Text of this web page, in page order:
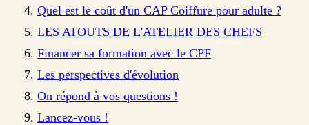
Quel est le coût d'un CAP Coiffure pour adulte ?
LES ATOUTS DE L'ATELIER DES CHEFS
Financer sa formation avec le CPF
Les perspectives d'évolution
On répond à vos questions !
Lancez-vous !